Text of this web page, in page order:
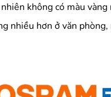
không có màu
nhiều hơn ở văn